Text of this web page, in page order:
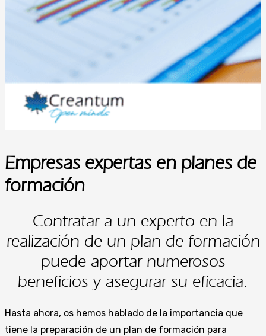
Empresas expertas en planes de
formación
Contratar a un experto en la
realización de un plan de formación
puede aportar numerosos
beneficios y asegurar su eficacia.
Hasta ahora, os hemos hablado de la importancia que
tiene la preparación de un plan de formación para